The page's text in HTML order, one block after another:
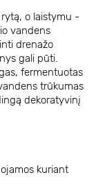
o laistymu -
vandens
drenažo
gali pūti.
fermentuotas
trūkumas
dekoratyvinį
kuriant